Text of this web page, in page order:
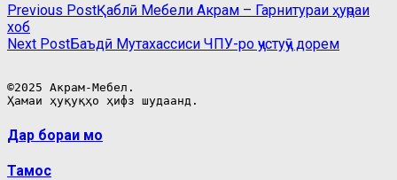
Previous PostҚаблӣ Мебели Акрам – Гарнитураи ҳуҷраи
хоб
Next PostБаъдӣ Мутахассиси ЧПУ-ро ҷустуҷӯ дорем
©2025 Акрам-Мебел.
Ҳамаи ҳуқуқҳо ҳифз шудаанд.
Дар бораи мо
Тамос